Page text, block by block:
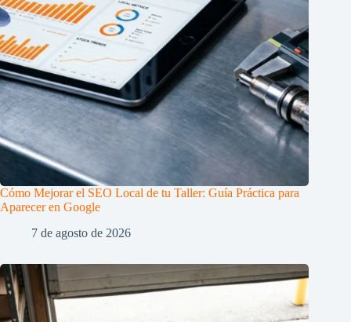
Cómo Mejorar el SEO Local de tu Taller: Guía Práctica para
Aparecer en Google
7 de agosto de 2026